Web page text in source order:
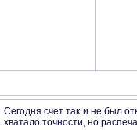
Сегодня счет так и не был
хватало точности, но